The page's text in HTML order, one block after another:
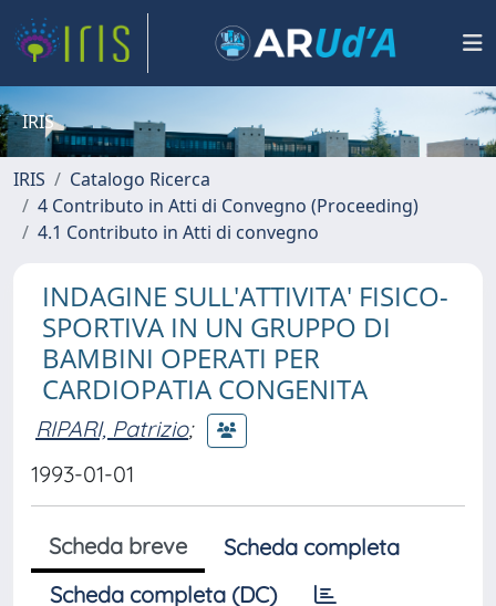
IRIS
IRIS
Catalogo Ricerca
4 Contributo in Atti di Convegno (Proceeding)
4.1 Contributo in Atti di convegno
INDAGINE SULL'ATTIVITA' FISICO-
SPORTIVA IN UN GRUPPO DI
BAMBINI OPERATI PER
CARDIOPATIA CONGENITA
RIPARI, Patrizio;
1993-01-01
Scheda breve
Scheda completa
Scheda completa (DC)